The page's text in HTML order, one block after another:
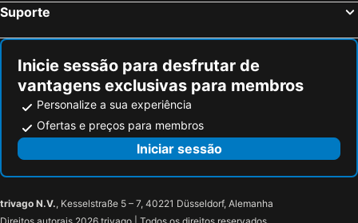
Passignano sul Trasimeno, bed and breakfasts
Suporte
Inicie sessão para desfrutar de
vantagens exclusivas para membros
Personalize a sua experiência
Ofertas e preços para membros
Iniciar sessão
trivago N.V., Kesselstraße 5 – 7, 40221 Düsseldorf, Alemanha